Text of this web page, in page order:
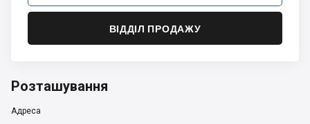
ВІДДІЛ ПРОДАЖУ
Розташування
Адреса